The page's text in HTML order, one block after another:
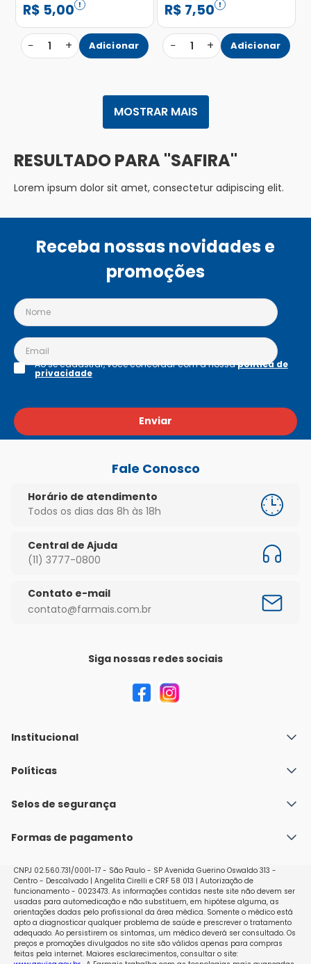
R$ 5,00
− 1 + Adicionar
R$ 7,50
− 1 + Adicionar
MOSTRAR MAIS
SAFIRA
Lorem ipsum dolor sit amet, consectetur adipiscing elit.
Receba nossas novidades e
promoções
Enviar
Ao se cadastrar, você concordar com a nossapolítica de
privacidade
Fale Conosco
Horário de atendimento
Todos os dias das 8h às 18h
Central de Ajuda
(11) 3777-0800
Contato e-mail
contato@farmais.com.br
Siga nossas redes sociais
Institucional
Quem Somos
Nossas lojas
Políticas
Política de Envio
Políticas de Trocas e Devoluções
Selos de segurança
Formas de pagamento
CNPJ 02.560.731/0001-17 - São Paulo - SP Avenida Guerino Oswaldo 313 -
Centro - Descalvado | Angelita Cirelli e CRF 58 013 | Autorização de
funcionamento - 0023473. As informações contidas neste site não devem ser
usadas para automedicação e não substituem, em hipótese alguma, as
orientações dadas pelo profissional da área médica. Somente o médico está
apto a diagnosticar qualquer problema de saúde e prescrever o tratamento
adequado. Ao persistirem os sintomas, um médico deverá ser consultado. Os
preços e promoções divulgados no site são válidos apenas para compras
feitas pela internet. Maiores esclarecimentos, consultar o site: